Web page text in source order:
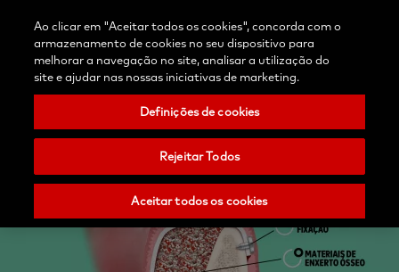
Registar
Blogue
nos
Selecione
o
seu
país
Nobel
Biocare
Pesquisar Menu
Ao clicar em "Aceitar todos os cookies", concorda com o
armazenamento de cookies no seu dispositivo para
melhorar a navegação no site, analisar a utilização do
site e ajudar nas nossas iniciativas de marketing.
Definições de cookies
Rejeitar Todos
Aceitar todos os cookies